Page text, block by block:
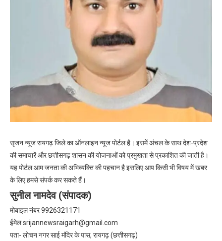
सृजन न्यूज रायगढ़ जिले का ऑनलाइन न्यूज पोर्टल है। इसमें अंचल के साथ देश-प्रदेश
की समाचारें और छत्तीसगढ़ शासन की योजनाओं को प्रमुखता से प्रकाशित की जाती है।
यह पोर्टल आम जनता की अभिव्यक्ति की पहचान है इसलिए आप किसी भी विषय में खबर
के लिए हमसे संपर्क कर सकते हैं।
सुनील नामदेव (संपादक)
मोबाइल नंबर 9926321171
ईमेलsrijannewsraigarh@gmail.com
पता- लोचन नगर साई मंदिर के पास, रायगढ़ (छत्तीसगढ़)